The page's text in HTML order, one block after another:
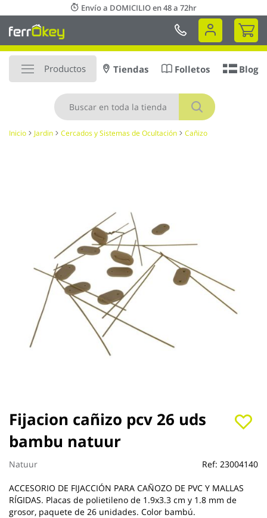
al
contenido
Envío a DOMICILIO en 48 a 72hr
Mi
Productos
Buscar
Tiendas Folletos Blog
Inicio Jardin Cercados y Sistemas de Ocultación Cañizo
Fijacion cañizo pcv 26 uds
bambu natuur
Natuur Ref: 23004140
ACCESORIO DE FIJACCIÓN PARA CAÑOZO DE PVC Y MALLAS
RÍGIDAS. Placas de polietileno de 1.9x3.3 cm y 1.8 mm de
grosor, paquete de 26 unidades. Color bambú.
Saltar
al
comienzo
de
la
de
imágenes